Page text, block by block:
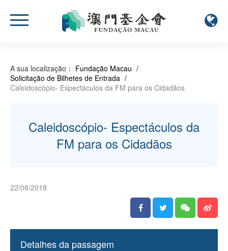
A sua localização： Fundação Macau /
Solicitação de Bilhetes de Entrada /
Caleidoscópio- Espectáculos da FM para os Cidadãos
Caleidoscópio- Espectáculos da
FM para os Cidadãos
22/08/2018
Detalhes da passagem